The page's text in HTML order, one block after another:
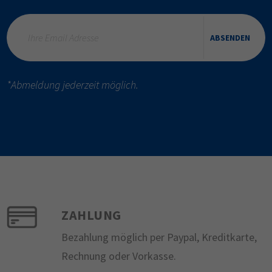
ABSENDEN
*Abmeldung jederzeit möglich.
ZAHLUNG
Bezahlung möglich per Paypal, Kreditkarte,
Rechnung oder Vorkasse.